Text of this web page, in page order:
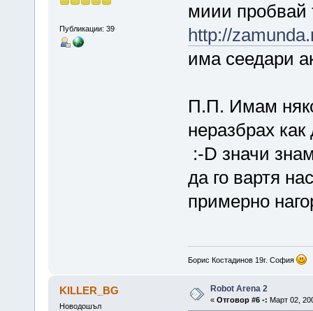
Публикации: 39
миии пробвай
http://
има сеедари
П.П. Имам
неразбрах
:-D значи
да го вартя
примерно
Борис Костадинов 19г. София
KILLER_BG
Новодошъл
Robot Arena 2
« Отговор #6 -: Март 02,